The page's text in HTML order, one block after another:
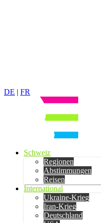
DE | FR
Schweiz
Regionen
Abstimmungen
Reisen
International
Ukraine-Krieg
Iran-Krieg
Deutschland